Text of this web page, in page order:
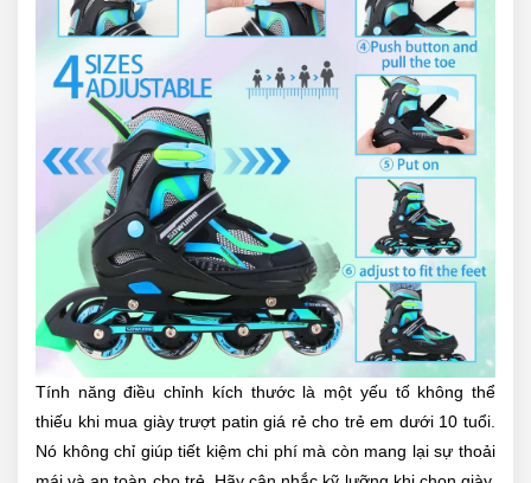
Tính năng điều chỉnh kích thước là một yếu tố không thể
thiếu khi mua giày trượt patin giá rẻ cho trẻ em dưới 10 tuổi.
Nó không chỉ giúp tiết kiệm chi phí mà còn mang lại sự thoải